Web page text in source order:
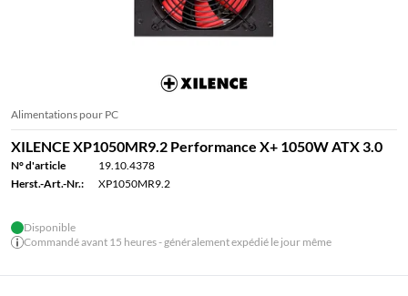
Alimentations pour PC
XILENCE XP1050MR9.2 Performance X+ 1050W ATX 3.0
N° d'article
19.10.4378
Herst.-Art.-Nr.:
XP1050MR9.2
Disponible
Commandé avant 15 heures - généralement expédié le jour même